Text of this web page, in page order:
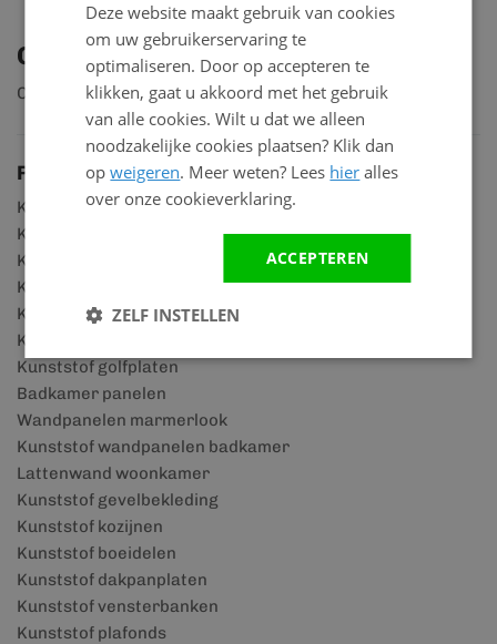
Ontdek ons assortiment
Ontdek ruim 2.000 producten
Productgroepen
Kunststof rabatdelen
Kunststof scheidingswanden
Kunststof gevelpanelen
Kunststof gevelbeplating
Kunststof schroten voor buiten
Kunststof muurbekleding
Kunststof golfplaten
Badkamer panelen
Wandpanelen marmerlook
Kunststof wandpanelen badkamer
Lattenwand woonkamer
Kunststof gevelbekleding
Kunststof kozijnen
Kunststof boeidelen
Kunststof dakpanplaten
Kunststof vensterbanken
Kunststof plafonds
Deze website maakt gebruik van cookies
om uw gebruikerservaring te
optimaliseren. Door op accepteren te
klikken, gaat u akkoord met het gebruik
van alle cookies. Wilt u dat we alleen
noodzakelijke cookies plaatsen? Klik dan
opweigeren. Meer weten? Lees hier alles
over onze cookieverklaring.
ACCEPTEREN
ZELF INSTELLEN